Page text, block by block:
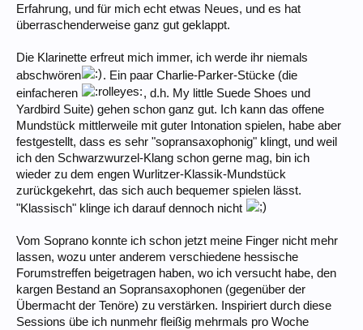
Erfahrung, und für mich echt etwas Neues, und es hat
überraschenderweise ganz gut geklappt.
Die Klarinette erfreut mich immer, ich werde ihr niemals
abschwören
. Ein paar Charlie-Parker-Stücke (die
einfacheren
, d.h. My little Suede Shoes und
Yardbird Suite) gehen schon ganz gut. Ich kann das offene
Mundstück mittlerweile mit guter Intonation spielen, habe aber
festgestellt, dass es sehr "sopransaxophonig" klingt, und weil
ich den Schwarzwurzel-Klang schon gerne mag, bin ich
wieder zu dem engen Wurlitzer-Klassik-Mundstück
zurückgekehrt, das sich auch bequemer spielen lässt.
"Klassisch" klinge ich darauf dennoch nicht
Vom Soprano konnte ich schon jetzt meine Finger nicht mehr
lassen, wozu unter anderem verschiedene hessische
Forumstreffen beigetragen haben, wo ich versucht habe, den
kargen Bestand an Sopransaxophonen (gegenüber der
Übermacht der Tenöre) zu verstärken. Inspiriert durch diese
Sessions übe ich nunmehr fleißig mehrmals pro Woche